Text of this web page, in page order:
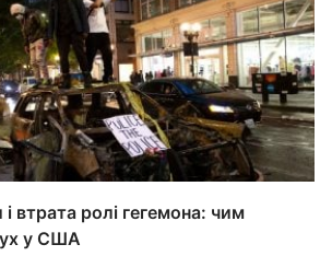
втрата ролі гегемона: чим
у США